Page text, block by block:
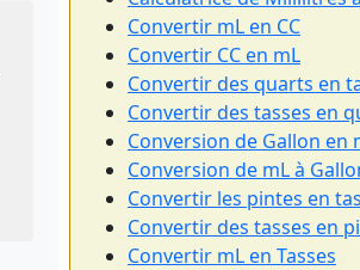
Convertir mL en CC
Convertir CC en mL
Convertir des quarts en
Convertir des tasses en
Conversion de Gallon en
Conversion de mL à
Convertir les pintes en
Convertir des tasses en
Convertir mL en Tasses